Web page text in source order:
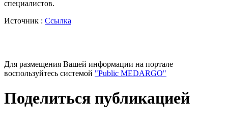
специалистов.
Источник : Ссылка
Для размещения Вашей информации на портале
воспользуйтесь системой "Public MEDARGO"
Поделиться публикацией